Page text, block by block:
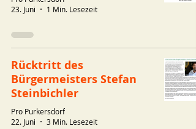
23. Juni
1 Min. Lesezeit
Rücktritt des
Bürgermeisters Stefan
Steinbichler
Pro Purkersdorf
22. Juni
3 Min. Lesezeit